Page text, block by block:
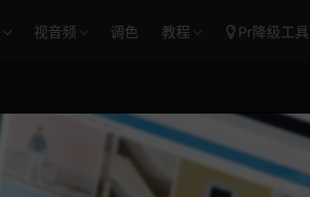
视音频 调色 教程 Pr降级工具